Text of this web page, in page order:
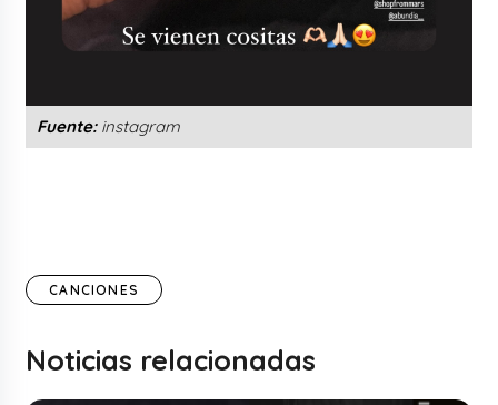
Fuente:instagram
CANCIONES
Noticias relacionadas